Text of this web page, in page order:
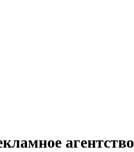
агентство